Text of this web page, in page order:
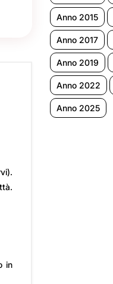
in
Anno 2015
Anno 2017
Anno 2019
Anno 2022
Anno 2025